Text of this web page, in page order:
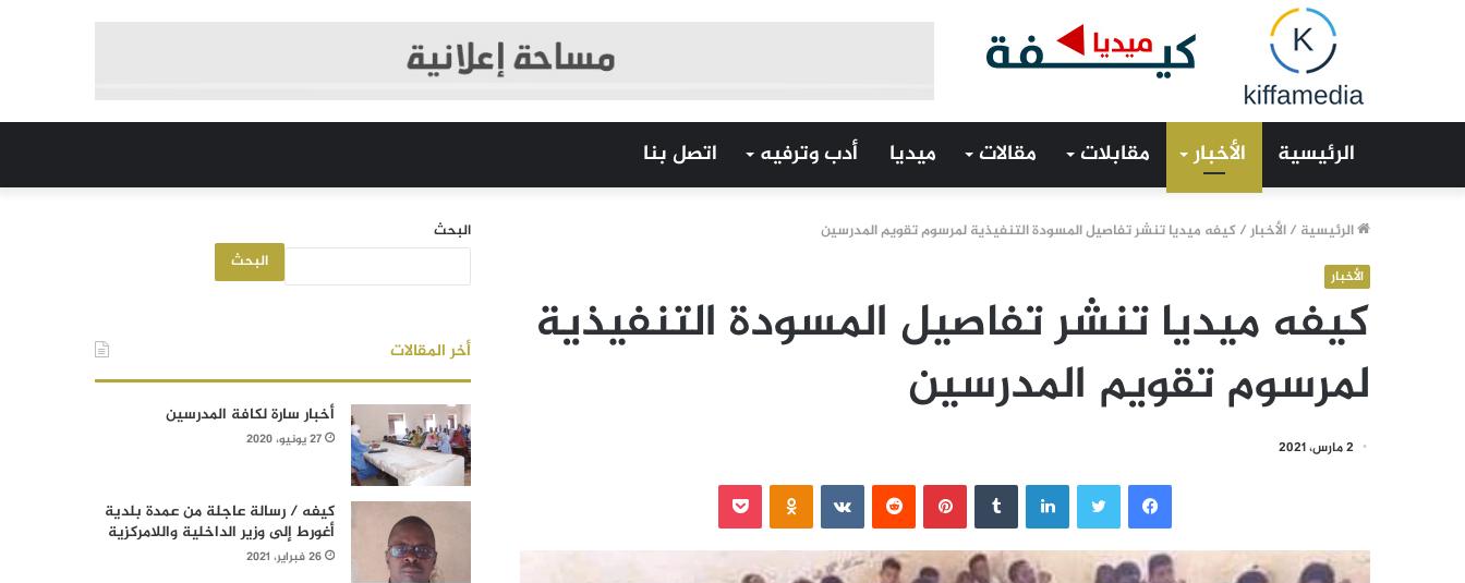
الرئيسية الأخبار مقابلات مقالات ميديا أدب وترفيه اتصل بنا
الرئيسية /الأخبار/كيفه ميديا تنشر تفاصيل المسودة التنفيذية لمرسوم تقويم المدرسين
الأخبار
كيفه ميديا تنشر تفاصيل المسودة التنفيذية
لمرسوم تقويم المدرسين
2 مارس، 2021
فيسبوك لينكدإن بينتيريست
البحث
البحث
أخر المقالات
أخبار سارة لكافة المدرسين
27 يونيو، 2020
كيفه / رسالة عاجلة من عمدة بلدية
أغورط إلى وزير الداخلية واللامركزية
26 فبراير، 2021